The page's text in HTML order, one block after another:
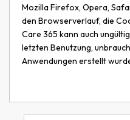
Mozilla Firefox, Opera,
den Browserverlauf, die
Care 365 kann auch
letzten Benutzung,
Anwendungen erstellt